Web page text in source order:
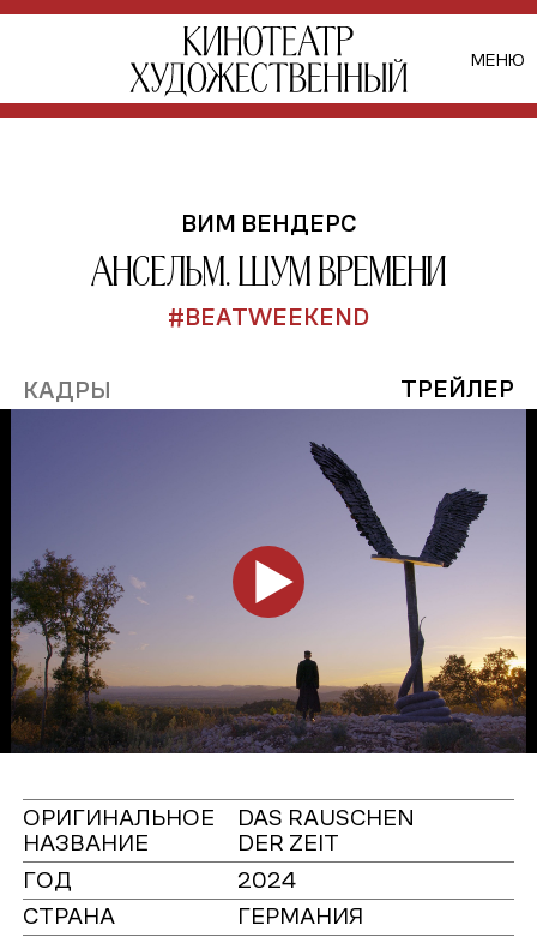
МЕНЮ
ВИМ ВЕНДЕРС
Ансельм. Шум времени
#BEATWEEKEND
КАДРЫ ТРЕЙЛЕР
ОРИГИНАЛЬНОЕ
НАЗВАНИЕ
DAS RAUSCHEN
DER ZEIT
ГОД
2024
СТРАНА
ГЕРМАНИЯ